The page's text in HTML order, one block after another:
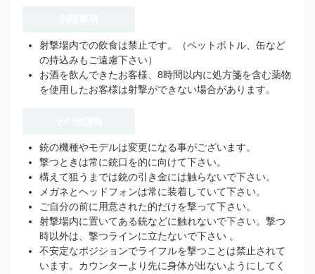
射撃場内での飲食は禁止です。（ペットボトル、缶など
の持込みもご遠慮下さい）
お酒を飲んできたお客様、8時間以内に処方箋を含む薬物
を使用したお客様は射撃ができない場合があります。
銃の機種やモデルは変更になる事がございます。
撃つときは常に銃口を的に向けて下さい。
構えて狙うまでは銃の引き金には触らないで下さい。
メガネとヘッドフォンは常に装着していて下さい。
ご自分の前に用意された的だけを撃って下さい。
射撃場内に置いてある銃などに触れないで下さい。撃つ
時以外は、撃つラインに立たないで下さい 。
不安定なポジションでライフルを撃つことは禁止されて
います。カウンターより先に身体が出ないようにしてく